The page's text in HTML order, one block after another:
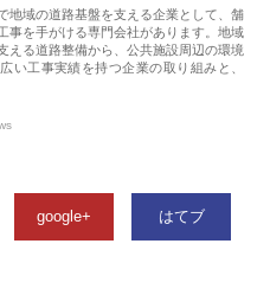
地域の道路基盤を支える企業として、舗
事を手がける専門会社があります。地域
える道路整備から、公共施設周辺の環境
い工事実績を持つ企業の取り組みと、
google+ はてブ